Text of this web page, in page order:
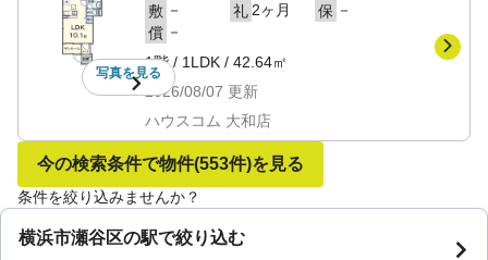
写真を見る
敷 － 礼2ヶ月 保 －
償 －
1階/ 1LDK / 42.64㎡
2026/08/07 更新
ハウスコム 大和店
今の検索条件で物件(553件)を見る
条件を絞り込みませんか？
横浜市瀬谷区の駅で絞り込む